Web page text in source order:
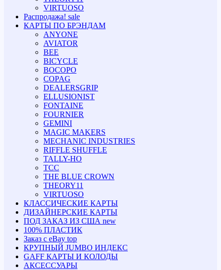
VIRTUOSO
Распродажа! sale
КАРТЫ ПО БРЭНДАМ
ANYONE
AVIATOR
BEE
BICYCLE
BOCOPO
COPAG
DEALERSGRIP
ELLUSIONIST
FONTAINE
FOURNIER
GEMINI
MAGIC MAKERS
MECHANIC INDUSTRIES
RIFFLE SHUFFLE
TALLY-HO
TCC
THE BLUE CROWN
THEORY11
VIRTUOSO
КЛАССИЧЕСКИЕ КАРТЫ
ДИЗАЙНЕРСКИЕ КАРТЫ
ПОД ЗАКАЗ ИЗ США new
100% ПЛАСТИК
Заказ с eBay top
КРУПНЫЙ JUMBO ИНДЕКС
GAFF КАРТЫ И КОЛОДЫ
АКСЕССУАРЫ